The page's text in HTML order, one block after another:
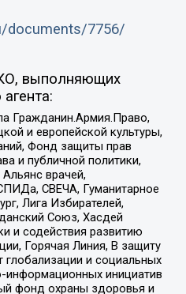
documents/7756/
выполняющих
Гражданин.Армия.Право,
и европейской культуры,
Фонд защиты прав
и публичной политики,
врачей,
СВЕЧА, Гуманитарное
Лига Избирателей,
Союз, Хасдей
и содействия развитию
Горячая Линия, В защиту
глобализации и социальных
инициатив
фонд охраны здоровья и